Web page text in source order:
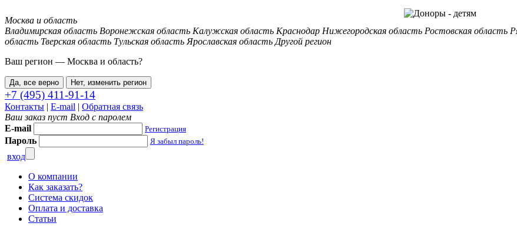
Москва и область
Владимирская область Воронежская область Калужская область Краснодар Нижегородская область Ростовская область
область Тверская область Тульская область Ярославская область Другой регион
Ваш регион — Москва и область?
Да, все верно Нет, изменить регион
+7 (495) 411-91-14
Контакты | E-mail | Обратная связь
Ваш заказ пуст Вход с паролем
E-mail
Регистрация
Пароль Я забыл пароль!
вход
О компании
Как заказать?
Система скидок
Оплата и доставка
Статьи